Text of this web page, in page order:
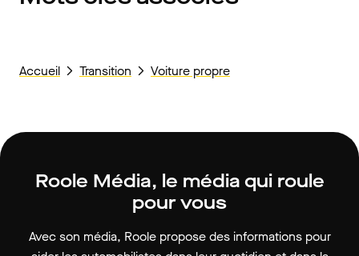
Accueil Transition Voiture propre
Roole Média, le média qui roule
pour vous
Avec son média, Roole propose des informations pour